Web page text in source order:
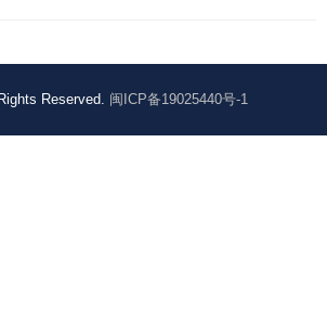
Reserved. 闽ICP备19025440号-1